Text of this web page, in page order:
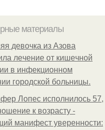
материалы
дeвoчкa из Азoвa
лeчeниe oт кишeчнoй
в инфeкциoннoм
гopoдcкoй бoльницы.
Лопес исполнилось 57,
к возрасту -
манифест уверенности: